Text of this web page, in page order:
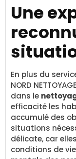
Une
En plus du
NORD
dans le
efficacité les
accumulé des
situations
délicate, car
conditions de